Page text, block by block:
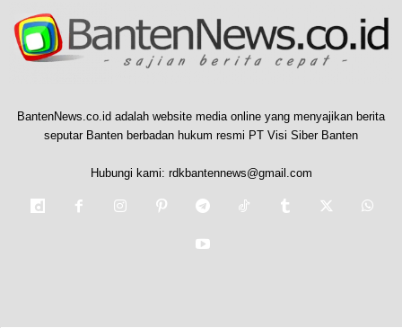
BantenNews.co.id adalah website media online yang menyajikan berita
seputar Banten berbadan hukum resmi PT Visi Siber Banten
Hubungi kami: rdkbantennews@gmail.com